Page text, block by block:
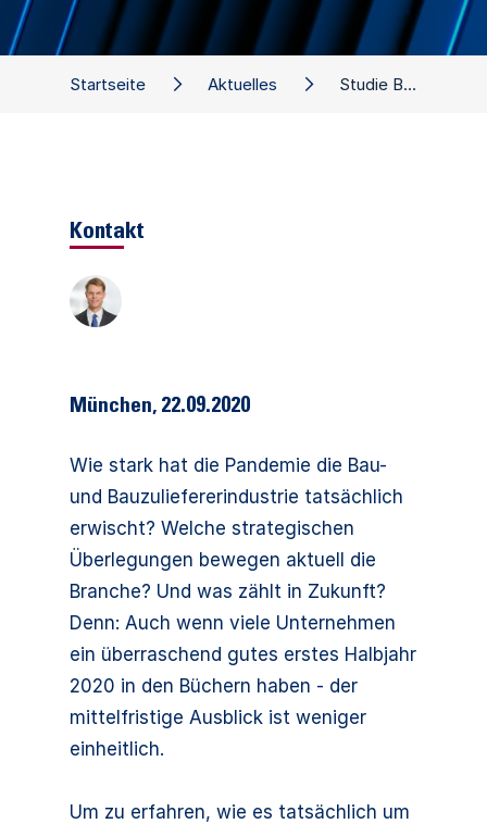
München, 22.09.2020
Wie stark hat die Pandemie die Bau-
und Bauzuliefererindustrie tatsächlich
erwischt? Welche strategischen
Überlegungen bewegen aktuell die
Branche? Und was zählt in Zukunft?
Denn: Auch wenn viele Unternehmen
ein überraschend gutes erstes Halbjahr
2020 in den Büchern haben - der
mittelfristige Ausblick ist weniger
einheitlich.
Um zu erfahren, wie es tatsächlich um
Startseite Aktuelles Studie Bau- und Bauzuliefererindustrie: Jetzt teilnehmen!
Kontakt